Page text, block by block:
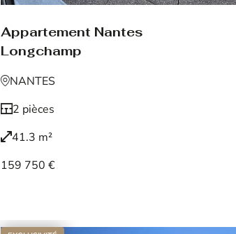
Appartement Nantes
Longchamp
NANTES
2 pièces
41.3 m²
159 750 €